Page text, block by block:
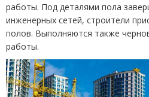
работы. Под деталями пола
инженерных сетей, строители
полов. Выполняются также
работы.